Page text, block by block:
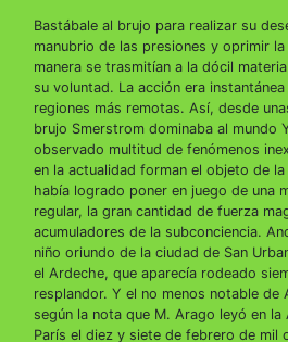
Bastábale al brujo para realizar su
manubrio de las presiones y oprimir
manera se trasmitían a la dócil
su voluntad. La acción era
regiones más remotas. Así, desde
brujo Smerstrom dominaba al mundo
observado multitud de fenómenos
en la actualidad forman el objeto de
había logrado poner en juego de una
regular, la gran cantidad de fuerza
acumuladores de la subconciencia.
niño oriundo de la ciudad de San
el Ardeche, que aparecía rodeado
resplandor. Y el no menos notable de
según la nota que M. Arago leyó en la
París el diez y siete de febrero de mil